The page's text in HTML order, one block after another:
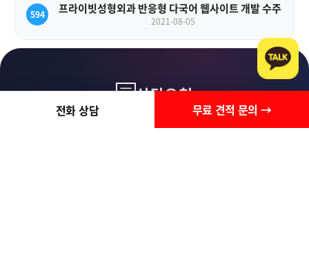
594 프라이빗성형외과 반응형 다국어 웹사이트 개발 수주
2021-08-05
상담요청
전화 상담 무료 견적 문의 →